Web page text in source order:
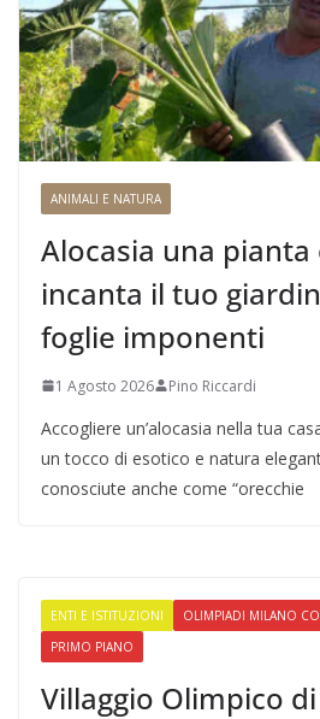
ANIMALI E NATURA
Alocasia una pianta
incanta il tuo
foglie imponenti
1 Agosto 2026 Pino Riccardi
Accogliere un’alocasia nella tua
un tocco di esotico e natura
conosciute anche come “orecchie
ENTI E ISTITUZIONI
OLIMPIADI MILANO
PRIMO PIANO
Villaggio Olimpico